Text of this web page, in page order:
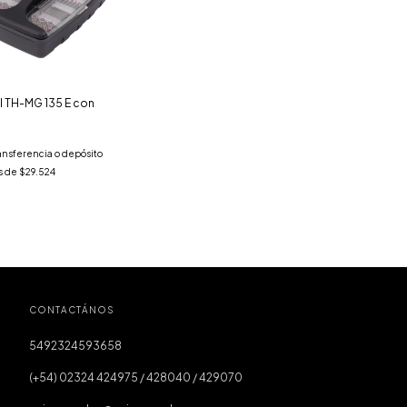
MG 135 E con
o depósito
de $29.524
CONTACTÁNOS
5492324593658
(+54) 02324 424975 / 428040 / 429070